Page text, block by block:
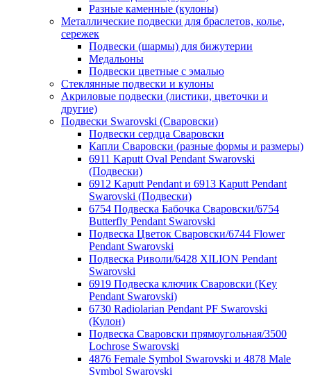
Разные каменные (кулоны)
Металлические подвески для браслетов, колье,
сережек
Подвески (шармы) для бижутерии
Медальоны
Подвески цветные с эмалью
Стеклянные подвески и кулоны
Акриловые подвески (листики, цветочки и
другие)
Подвески Swarovski (Сваровски)
Подвески сердца Сваровски
Капли Сваровски (разные формы и размеры)
6911 Kaputt Oval Pendant Swarovski
(Подвески)
6912 Kaputt Pendant и 6913 Kaputt Pendant
Swarovski (Подвески)
6754 Подвеска Бабочка Сваровски/6754
Butterfly Pendant Swarovski
Подвеска Цветок Сваровски/6744 Flower
Pendant Swarovski
Подвеска Риволи/6428 XILION Pendant
Swarovski
6919 Подвеска ключик Сваровски (Key
Pendant Swarovski)
6730 Radiolarian Pendant PF Swarovski
(Кулон)
Подвеска Сваровски прямоугольная/3500
Lochrose Swarovski
4876 Female Symbol Swarovski и 4878 Male
Symbol Swarovski